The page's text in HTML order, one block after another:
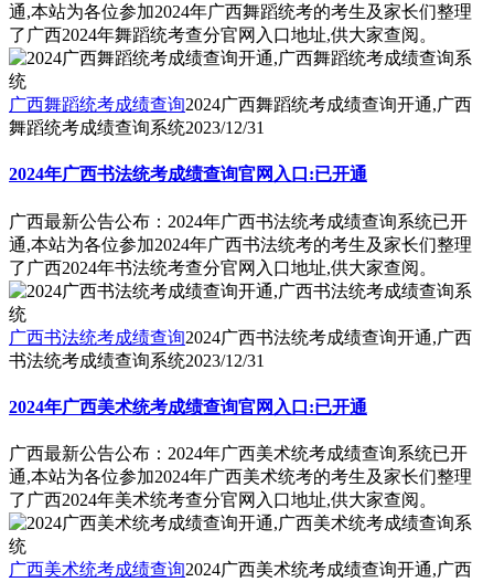
通,本站为各位参加2024年广西舞蹈统考的考生及家长们整理
了广西2024年舞蹈统考查分官网入口地址,供大家查阅。
广西舞蹈统考成绩查询2024广西舞蹈统考成绩查询开通,广西
舞蹈统考成绩查询系统2023/12/31
2024年广西书法统考成绩查询官网入口:已开通
广西最新公告公布：2024年广西书法统考成绩查询系统已开
通,本站为各位参加2024年广西书法统考的考生及家长们整理
了广西2024年书法统考查分官网入口地址,供大家查阅。
广西书法统考成绩查询2024广西书法统考成绩查询开通,广西
书法统考成绩查询系统2023/12/31
2024年广西美术统考成绩查询官网入口:已开通
广西最新公告公布：2024年广西美术统考成绩查询系统已开
通,本站为各位参加2024年广西美术统考的考生及家长们整理
了广西2024年美术统考查分官网入口地址,供大家查阅。
广西美术统考成绩查询2024广西美术统考成绩查询开通,广西